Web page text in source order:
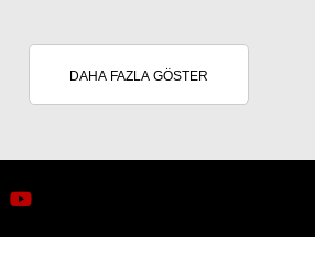
DAHA FAZLA GÖSTER